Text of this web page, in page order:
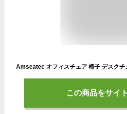
この商品をサイ